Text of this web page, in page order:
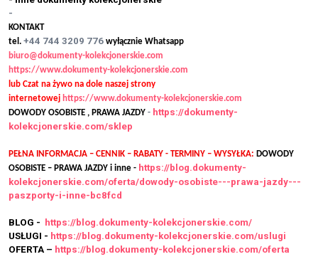
-
KONTAKT
tel. +44 744 3209 776 wyłącznie Whatsapp
biuro@dokumenty-kolekcjonerskie.com
https://www.dokumenty-kolekcjonerskie.com
lub Czat na żywo na dole naszej strony
internetowej https://www.dokumenty-kolekcjonerskie.com
DOWODY OSOBISTE , PRAWA JAZDY - https://dokumenty-
kolekcjonerskie.com/sklep
PEŁNA INFORMACJA – CENNIK – RABATY - TERMINY – WYSYŁKA: DOWODY
OSOBISTE – PRAWA JAZDY i inne - https://blog.dokumenty-
kolekcjonerskie.com/oferta/dowody-osobiste---prawa-jazdy---
paszporty-i-inne-bc8fcd
BLOG -
https://blog.dokumenty-kolekcjonerskie.com/
USŁUGI - https://blog.dokumenty-kolekcjonerskie.com/uslugi
OFERTA – https://blog.dokumenty-kolekcjonerskie.com/oferta